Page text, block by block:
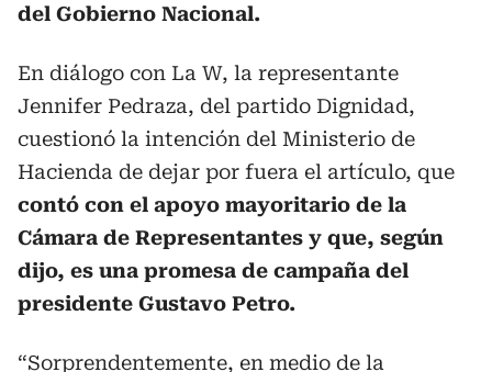
del Gobierno Nacional.
En diálogo con La W, la representante
Jennifer Pedraza, del partido Dignidad,
cuestionó la intención del Ministerio de
Hacienda de dejar por fuera el artículo, que
contó con el apoyo mayoritario de la
Cámara de Representantes y que, según
dijo, es una promesa de campaña del
presidente Gustavo Petro.
“Sorprendentemente, en medio de la